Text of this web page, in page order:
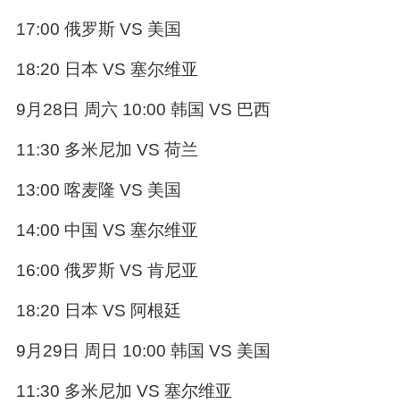
17:00 俄罗斯 VS 美国
18:20 日本 VS 塞尔维亚
9月28日 周六 10:00 韩国 VS 巴西
11:30 多米尼加 VS 荷兰
13:00 喀麦隆 VS 美国
14:00 中国 VS 塞尔维亚
16:00 俄罗斯 VS 肯尼亚
18:20 日本 VS 阿根廷
9月29日 周日 10:00 韩国 VS 美国
11:30 多米尼加 VS 塞尔维亚